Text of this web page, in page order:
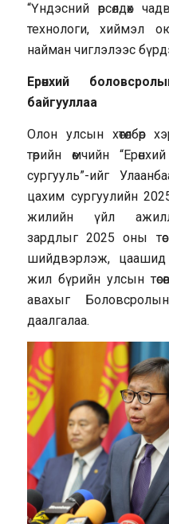
“Үндэсний өрсөлдөх
технологи, хиймэл
найман чиглэлээс
Ерөнхий
байгууллаа
Олон улсын хөтөлбөр
төрийн өмчийн
сургууль”-ийг
цахим сургуулийн
жилийн үйл
зардлыг 2025 оны
шийдвэрлэж, цаашид
жил бүрийн улсын
авахыг
даалгалаа.